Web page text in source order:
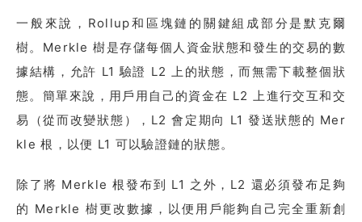
一般來說，Rollup和區塊鏈的關鍵組成部分是默克爾
樹。Merkle 樹是存儲每個人資金狀態和發生的交易的數
據結構，允許 L1 驗證 L2 上的狀態，而無需下載整個狀
態。簡單來說，用戶用自己的資金在 L2 上進行交互和交
易（從而改變狀態），L2 會定期向 L1 發送狀態的 Mer
kle 根，以便 L1 可以驗證鏈的狀態。
除了將 Merkle 根發布到 L1 之外，L2 還必須發布足夠
的 Merkle 樹更改數據，以便用戶能夠自己完全重新創